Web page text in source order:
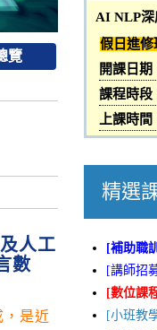
覽
人工
數
，是近
AI NLP深
假日進修
開課日期
課程時段
上課時
精選
[補助職
[講師招
[數位課
[小班教